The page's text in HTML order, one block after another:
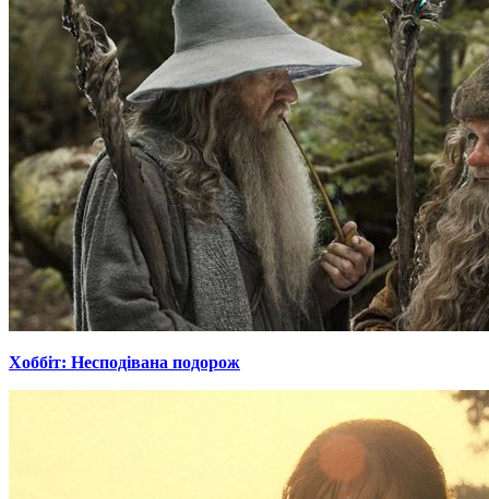
Хоббіт: Несподівана подорож